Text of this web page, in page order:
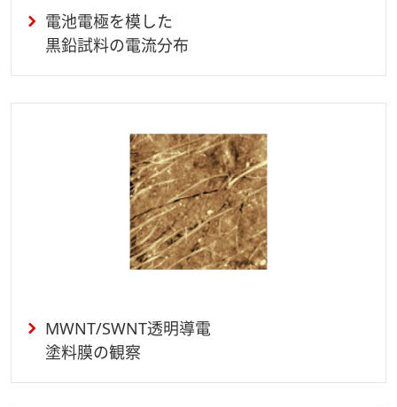
電池電極を模した
黒鉛試料の電流分布
MWNT/SWNT透明導電
塗料膜の観察